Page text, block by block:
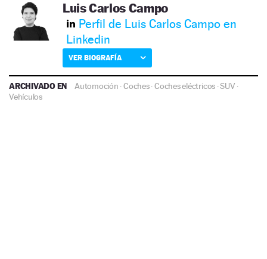
Luis Carlos Campo
Perfil de Luis Carlos Campo en
Linkedin
VER BIOGRAFÍA
ARCHIVADO EN Automoción ·Coches·Coches eléctricos ·SUV ·
Vehículos